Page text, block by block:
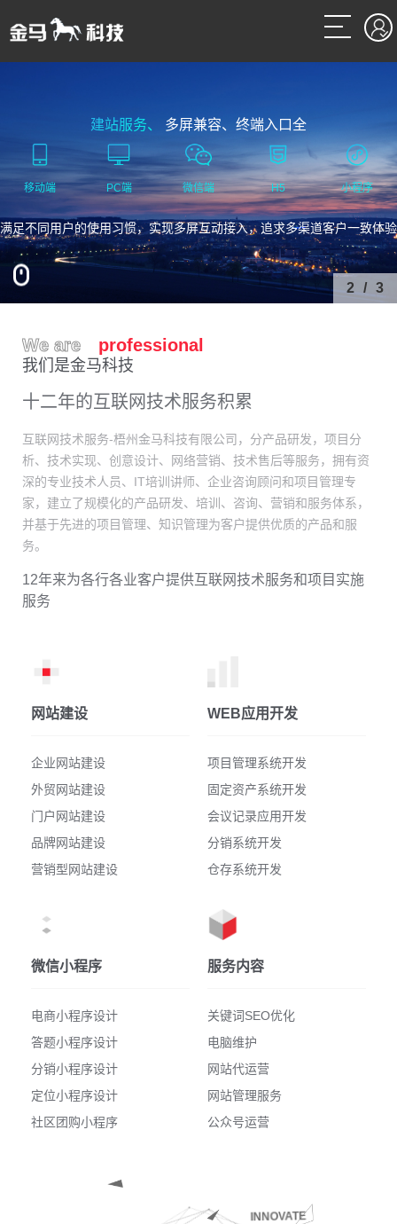
建站服务、 多屏兼容、终端入口全
移动端 PC端 微信端 H5 小程序
满足不同用户的使用习惯，实现多屏互动接入，追求多渠道客户一致体验
2 / 3
We are professional
我们是金马科技
十二年的互联网技术服务积累
互联网技术服务-梧州金马科技有限公司，分产品研发，项目分
析、技术实现、创意设计、网络营销、技术售后等服务，拥有资
深的专业技术人员、IT培训讲师、企业咨询顾问和项目管理专
家，建立了规模化的产品研发、培训、咨询、营销和服务体系，
并基于先进的项目管理、知识管理为客户提供优质的产品和服
务。
12年来为各行各业客户提供互联网技术服务和项目实施
服务
网站建设
企业网站建设
外贸网站建设
门户网站建设
品牌网站建设
营销型网站建设
WEB应用开发
项目管理系统开发
固定资产系统开发
会议记录应用开发
分销系统开发
仓存系统开发
微信小程序
电商小程序设计
答题小程序设计
分销小程序设计
定位小程序设计
社区团购小程序
服务内容
关键词SEO优化
电脑维护
网站代运营
网站管理服务
公众号运营
INNOVATE